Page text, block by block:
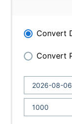
Convert
Convert